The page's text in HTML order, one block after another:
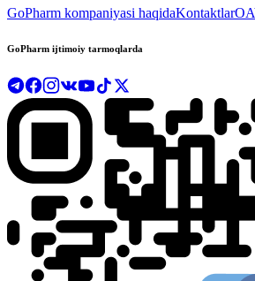
GoPharm kompaniyasi haqidaKontaktlar
GoPharm ijtimoiy tarmoqlarda